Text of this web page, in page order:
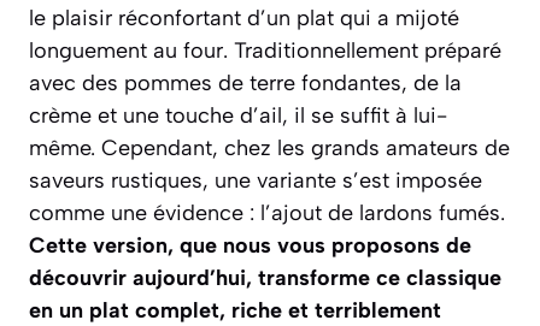
le plaisir réconfortant d’un plat qui a mijoté
longuement au four. Traditionnellement préparé
avec des pommes de terre fondantes, de la
crème et une touche d’ail, il se suffit à lui-
même. Cependant, chez les grands amateurs de
saveurs rustiques, une variante s’est imposée
comme une évidence : l’ajout de lardons fumés.
Cette version, que nous vous proposons de
découvrir aujourd’hui, transforme ce classique
en un plat complet, riche et terriblement